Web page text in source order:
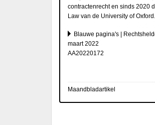
contractenrecht en sinds 2020
Law van de University of Oxford.
Blauwe pagina's |
maart 2022
AA20220172
Maandbladartikel